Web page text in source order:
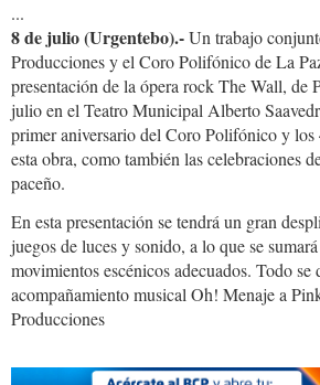
...
8 de julio (Urgentebo).-Un trabajo
Producciones y el Coro Polifónico de La
presentación de la ópera rock The Wall, de
julio en el Teatro Municipal Alberto
primer aniversario del Coro Polifónico y los
esta obra, como también las celebraciones
paceño.
En esta presentación se tendrá un gran
juegos de luces y sonido, a lo que se
movimientos escénicos adecuados. Todo
acompañamiento musical Oh! Menaje a
Producciones